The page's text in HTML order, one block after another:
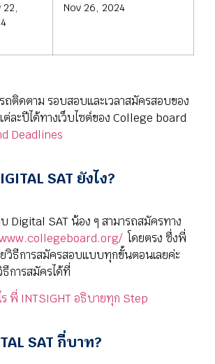
22,
Nov 26, 2024
ดตาม รอบสอบและเวลาสมัครสอบของ
ต่ละปีได้ทางเว็บไซต์ของ College board
Deadlines
SAT ยังไง?
SAT น้อง ๆ สามารถสมัครทาง
โดยตรง ซึ่งพี่
วิธีการสมัครสอบแบบทุกขั้นตอนเลยค่ะ
การสมัครได้ที่
ร พี่ INTSIGHT อธิบายทุก Step
SAT กี่บาท?